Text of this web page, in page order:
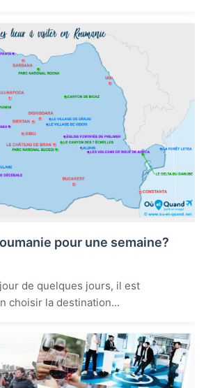
pour une semaine?
de quelques jours, il est
choisir la destination...